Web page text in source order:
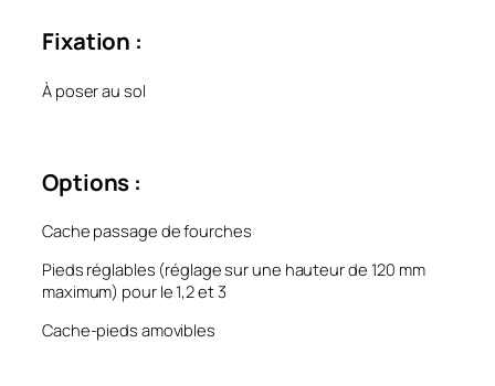
Fixation :
À poser au sol
Options :
Cache passage de fourches
Pieds réglables (réglage sur une hauteur de 120 mm
maximum) pour le 1,2 et 3
Cache-pieds amovibles